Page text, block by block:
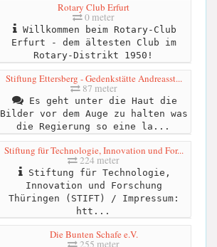
Rotary Club Erfurt
0 meter
Willkommen beim Rotary-Club
Erfurt - dem ältesten Club im
Rotary-Distrikt 1950!
Stiftung Ettersberg - Gedenkstätte Andreasst...
87 meter
Es geht unter die Haut die
Bilder vor dem Auge zu halten was
die Regierung so eine la...
Stiftung für Technologie, Innovation und For...
224 meter
Stiftung für Technologie,
Innovation und Forschung
Thüringen (STIFT) / Impressum:
htt...
Die Bunten Schafe e.V.
255 meter